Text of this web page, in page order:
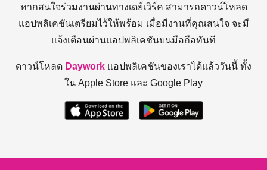
หากสนใจร่วมงานผ่านทางเดย์เวิร์ค สามารถดาวน์โหลด
แอปพลิเคชันเตรียมไว้ให้พร้อม เมื่อมีงานที่คุณสนใจ จะมี
แจ้งเตือนผ่านแอปพลิเคชันบนมือถือทันที
ดาวน์โหลด Daywork แอปพลิเคชันของเราได้แล้ววันนี้ ทั้ง
ใน Apple Store และ Google Play